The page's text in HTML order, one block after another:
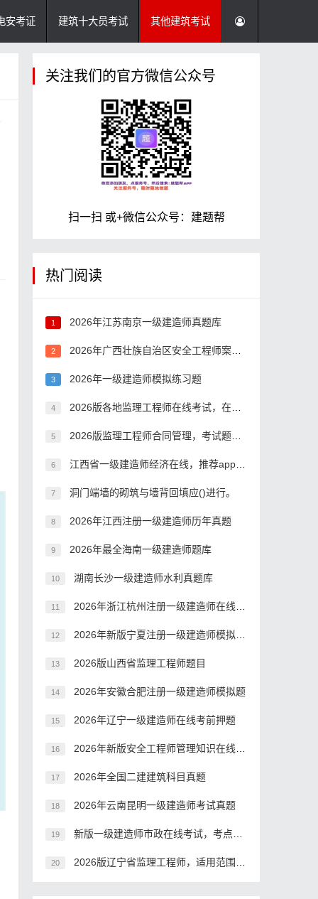
安考证 建筑十大员考试 其他建筑考试
关注我们的官方微信公众号
扫一扫 或+微信公众号：建题帮
热门阅读
1 2026年江苏南京一级建造师真题库
2 2026年广西壮族自治区安全工程师案例分析模拟真题
3 2026年一级建造师模拟练习题
4 2026版各地监理工程师在线考试，在哪里刷题
5 2026版监理工程师合同管理，考试题库答案推荐
6 江西省一级建造师经济在线，推荐app哪个好？
7 洞门端墙的砌筑与墙背回填应()进行。
8 2026年江西注册一级建造师历年真题
9 2026年最全海南一级建造师题库
10 湖南长沙一级建造师水利真题库
11 2026年浙江杭州注册一级建造师在线模拟考试模拟试题
12 2026年新版宁夏注册一级建造师模拟真题
13 2026版山西省监理工程师题目
14 2026年安徽合肥注册一级建造师模拟题
15 2026年辽宁一级建造师在线考前押题
16 2026年新版安全工程师管理知识在线考前做题
17 2026年全国二建建筑科目真题
18 2026年云南昆明一级建造师考试真题
19 新版一级建造师市政在线考试，考点分析
20 2026版辽宁省监理工程师，适用范围有哪些？